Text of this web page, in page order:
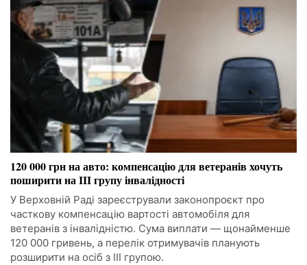
120 000 грн на авто: компенсацію для ветеранів хочуть
поширити на III групу інвалідності
У Верховній Раді зареєстрували законопроєкт про
часткову компенсацію вартості автомобіля для
ветеранів з інвалідністю. Сума виплати — щонайменше
120 000 гривень, а перелік отримувачів планують
розширити на осіб з III групою.